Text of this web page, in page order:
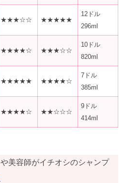
★★★☆☆ ★★★★★
12ドル
296ml
★★★★☆ ★★★☆☆
10ドル
820ml
★★★★★ ★★★★☆
7ドル
385ml
★★★★☆ ★★☆☆☆
9ドル
414ml
美容師がイチオシのシャンプ